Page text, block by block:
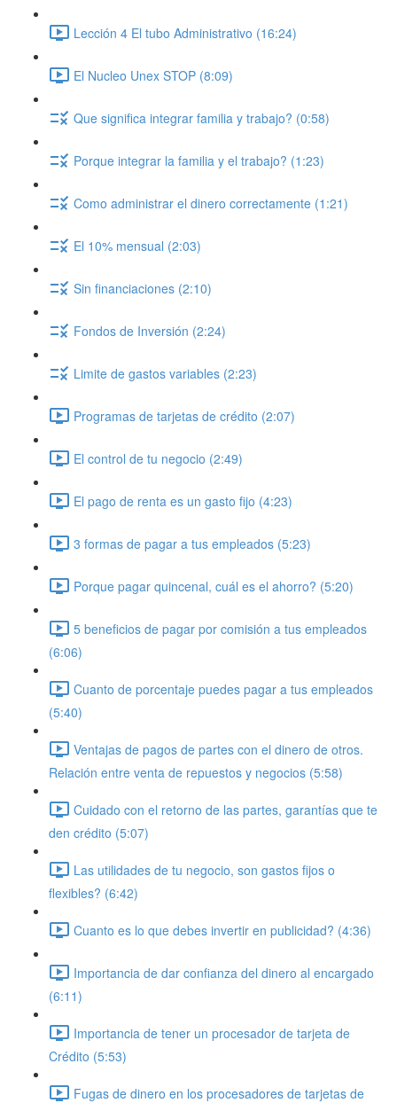
Lección 4 El tubo Administrativo (16:24)
El Nucleo Unex STOP (8:09)
Que significa integrar familia y trabajo? (0:58)
Porque integrar la familia y el trabajo? (1:23)
Como administrar el dinero correctamente (1:21)
El 10% mensual (2:03)
Sin financiaciones (2:10)
Fondos de Inversión (2:24)
Limite de gastos variables (2:23)
Programas de tarjetas de crédito (2:07)
El control de tu negocio (2:49)
El pago de renta es un gasto fijo (4:23)
3 formas de pagar a tus empleados (5:23)
Porque pagar quincenal, cuál es el ahorro? (5:20)
5 beneficios de pagar por comisión a tus empleados
(6:06)
Cuanto de porcentaje puedes pagar a tus empleados
(5:40)
Ventajas de pagos de partes con el dinero de otros.
Relación entre venta de repuestos y negocios (5:58)
Cuidado con el retorno de las partes, garantías que te
den crédito (5:07)
Las utilidades de tu negocio, son gastos fijos o
flexibles? (6:42)
Cuanto es lo que debes invertir en publicidad? (4:36)
Importancia de dar confianza del dinero al encargado
(6:11)
Importancia de tener un procesador de tarjeta de
Crédito (5:53)
Fugas de dinero en los procesadores de tarjetas de